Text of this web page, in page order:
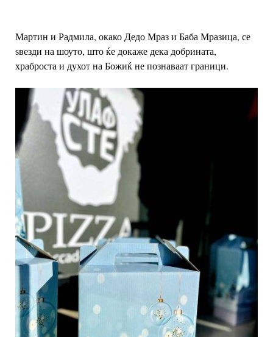
Мартин и Радмила, окако Дедо Мраз и Баба Мразица, се
ѕвезди на шоуто, што ќе докаже дека добрината,
храброста и духот на Божиќ не познаваат граници.